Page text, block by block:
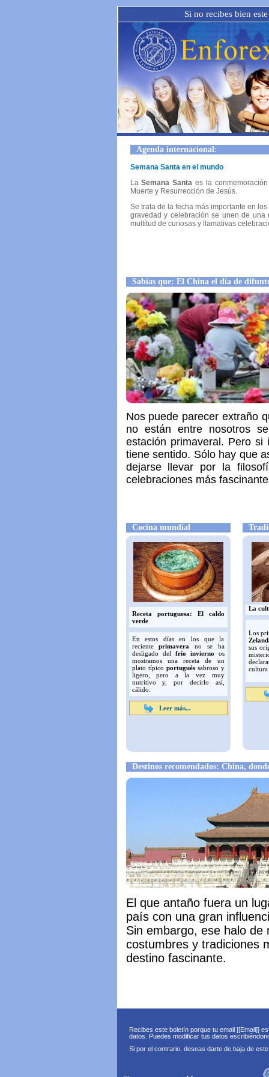
Si no recibes bien
Agenda internacional:
Semana Santa en el mundo
LaSemana Santa es la
Muerte y Resurrección de Jesús.
Se trata de la fecha más importante en
gravedad y celebración se unen de
multitud de curiosas y llamativas
Sabías que: El China el día de
Nos puede parecer extraño
no están entre nosotros
estación primaveral. Pero
tiene sentido. Sólo hay que
dejarse llevar por la
celebraciones más
Cocina mundial
Receta portuguesa: El caldo
verde
En estos días en los que la
recienteprimavera
no se ha
desligado del frío invierno os
mostramos una receta de un
plato típico portuguéssabroso y
ligero, pero a la vez muy
nutritivo y, por decirlo así,
cálido.
Leer más...
La
Los
sus
cultura
Destinos recomendados: China,
El que antaño fuera un
país con una gran
Sin embargo, ese halo
costumbres y tradiciones
destino fascinante.
Recibes este boletín porque tu email [[Email]]
datos. Puedes modificar tus datos
Si por el contrario, deseas darte de baja de